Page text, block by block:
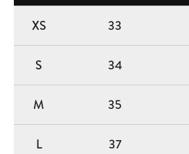
XS 33
S 34
M 35
L 37